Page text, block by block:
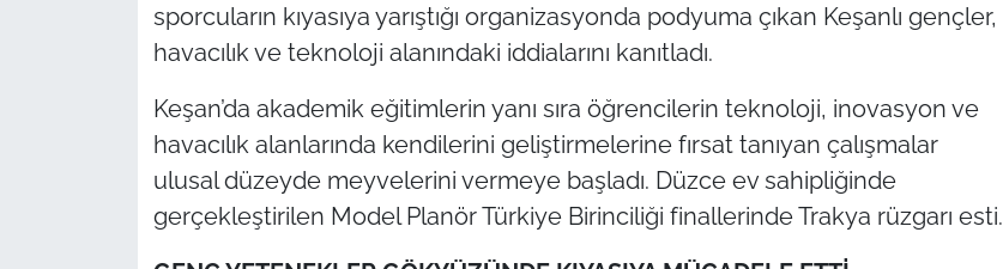
sporcuların kıyasıya yarıştığı organizasyonda podyuma çıkan Keşanlı gençler,
havacılık ve teknoloji alanındaki iddialarını kanıtladı.
Keşan’da akademik eğitimlerin yanı sıra öğrencilerin teknoloji, inovasyon ve
havacılık alanlarında kendilerini geliştirmelerine fırsat tanıyan çalışmalar
ulusal düzeyde meyvelerini vermeye başladı. Düzce ev sahipliğinde
gerçekleştirilen Model Planör Türkiye Birinciliği finallerinde Trakya rüzgarı esti.
İş Dünyası
Bilim Teknoloji
English News
Canlı Maç